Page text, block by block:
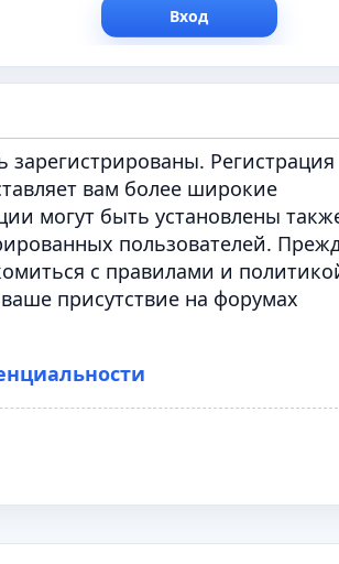
Регистрация
вам более широкие
могут быть установлены
пользователей.
с правилами и
присутствие на форумах